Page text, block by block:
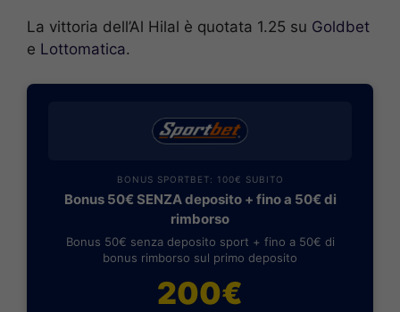
La vittoria dell’Al Hilal è quotata 1.25 su Goldbet
e Lottomatica.
BONUS SPORTBET: 100€ SUBITO
Bonus 50€ SENZA deposito + fino a 50€ di
rimborso
Bonus 50€ senza deposito sport + fino a 50€ di
bonus rimborso sul primo deposito
200€